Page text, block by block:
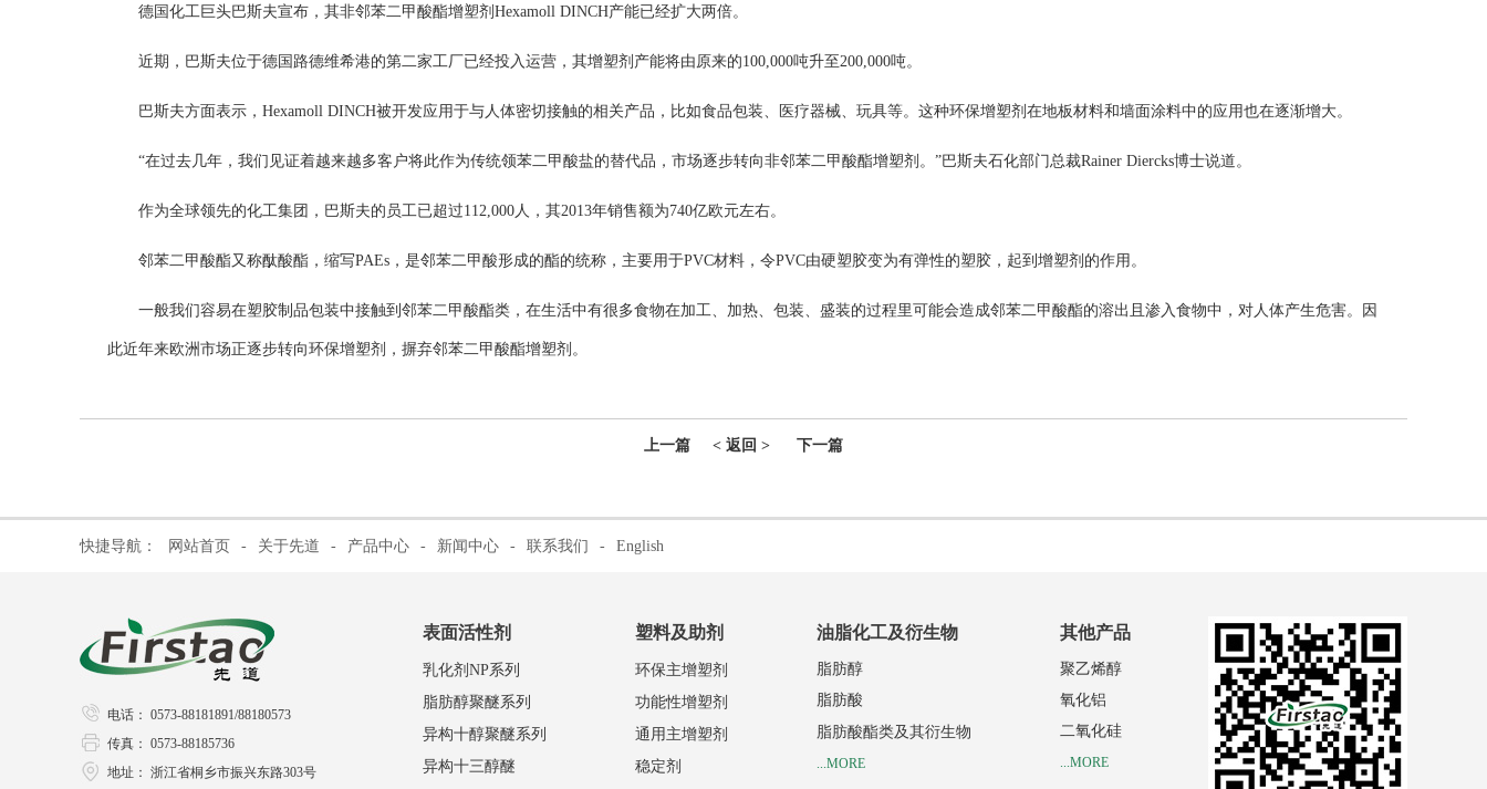
德国化工巨头巴斯夫宣布，其非邻苯二甲酸酯增塑剂Hexamoll DINCH产能已经扩大两倍。
近期，巴斯夫位于德国路德维希港的第二家工厂已经投入运营，其增塑剂产能将由原来的100,000吨升至200,000吨。
巴斯夫方面表示，Hexamoll DINCH被开发应用于与人体密切接触的相关产品，比如食品包装、医疗器械、玩具等。这种环保增塑剂在地板材料和墙面涂料中的应用也在逐渐增大。
“在过去几年，我们见证着越来越多客户将此作为传统领苯二甲酸盐的替代品，市场逐步转向非邻苯二甲酸酯增塑剂。”巴斯夫石化部门总裁Rainer Diercks博士说道。
作为全球领先的化工集团，巴斯夫的员工已超过112,000人，其2013年销售额为740亿欧元左右。
邻苯二甲酸酯又称酞酸酯，缩写PAEs，是邻苯二甲酸形成的酯的统称，主要用于PVC材料，令PVC由硬塑胶变为有弹性的塑胶，起到增塑剂的作用。
一般我们容易在塑胶制品包装中接触到邻苯二甲酸酯类，在生活中有很多食物在加工、加热、包装、盛装的过程里可能会造成邻苯二甲酸酯的溶出且渗入食物中，对人体产生危害。因
此近年来欧洲市场正逐步转向环保增塑剂，摒弃邻苯二甲酸酯增塑剂。
上一篇 < 返回 > 下一篇
快捷导航： 网站首页 - 关于先道 - 产品中心 - 新闻中心 - 联系我们 - English
电话： 0573-88181891/88180573
传真： 0573-88185736
地址： 浙江省桐乡市振兴东路303号
表面活性剂
乳化剂NP系列
脂肪醇聚醚系列
异构十醇聚醚系列
异构十三醇醚
塑料及助剂
环保主增塑剂
功能性增塑剂
通用主增塑剂
稳定剂
油脂化工及衍生物
脂肪醇
脂肪酸
脂肪酸酯类及其衍生物
...MORE
其他产品
聚乙烯醇
氧化铝
二氧化硅
...MORE